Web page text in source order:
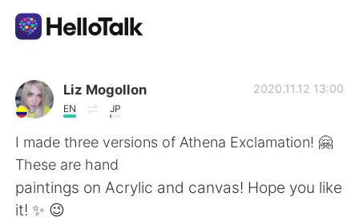
Appli d'échange linguistique
AI Grammar Checker
Français
Liz Mogollon
EN JP
2020.11.12 13:00
I made three versions of Athena Exclamation! 🤗
These are hand
paintings on Acrylic and canvas! Hope you like
it! ✨ 😉